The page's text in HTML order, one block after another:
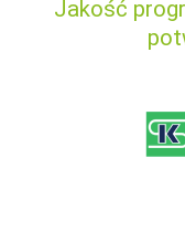
Jakość